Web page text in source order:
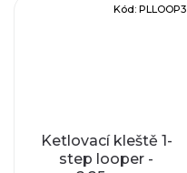
Ketlovací kleště 1-
step looper -
Kód: PLLOOP3